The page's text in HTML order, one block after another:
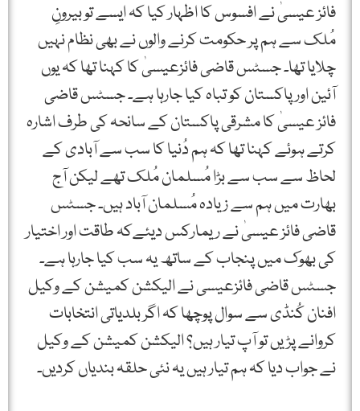
فائز عیسیٰ نے افسوس کا اظہار کیا کہ ایسے تو بیرونِ
مُلک سے ہم پر حکومت کرنے والوں نے بھی نظام نہیں
چلایا تھا۔ جسٹس قاضی فائزعیسیٰ کا کہنا تھا کہ یوں
آئین اور پاکستان کو تباہ کیا جارہا ہے۔ جسٹس قاضی
فائز عیسیٰ کا مشرقی پاکستان کے سانحہ کی طرف اشارہ
کرتے ہوئے کہنا تھا کہ ہم دُنیا کا سب سے آبادی کے
لحاظ سے سب سے بڑا مُسلمان مُلک تھے لیکن آج
بھارت میں ہم سے زیادہ مُسلمان آباد ہیں۔ جسٹس
قاضی فائز عیسیٰ نے ریمارکس دیئےکہ طاقت اور اختیار
کی بھوک میں پنجاب کے ساتھ یہ سب کیا جارہا ہے۔
جسٹس قاضی فائزعیسی نے الیکشن کمیشن کے وکیل
افنان کُنڈی سے سوال پوچھا کہ اگر بلدیاتی انتخابات
کروانے پڑیں تو آپ تیار ہیں؟ الیکشن کمیشن کے وکیل
نے جواب دیا کہ ہم تیار ہیں یہ نئی حلقہ بندیاں کردیں۔